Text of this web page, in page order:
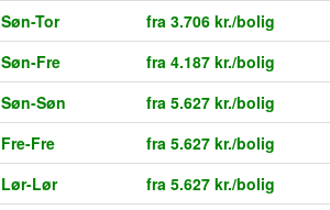
Søn-Tor
fra 3.706 kr./bolig
Søn-Fre
fra 4.187 kr./bolig
Søn-Søn
fra 5.627 kr./bolig
Fre-Fre
fra 5.627 kr./bolig
Lør-Lør fra 5.627 kr./bolig